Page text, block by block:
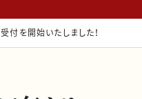
を開始いたしました！